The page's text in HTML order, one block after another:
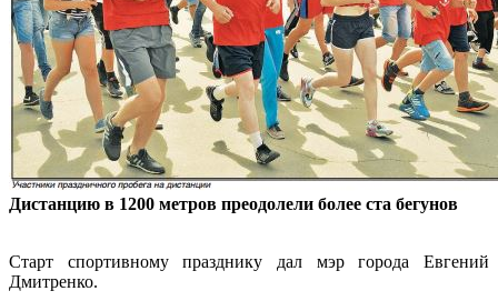
Дистанцию в 1200 метров преодолели более ста бегунов
Старт спортивному празднику дал мэр города Евгений
Дмитренко.